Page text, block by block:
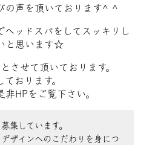
の声を頂いております^ ^
ッドスパをしてスッキリし
と思います☆
させて頂いております。
おります。
HPをご覧下さい。
集しています。
ザインへのこだわりを身につ